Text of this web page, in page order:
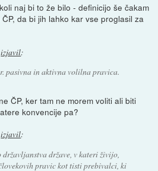
naj bi to že bilo - definicijo še čakam
da bi jih lahko kar vse proglasil za
izjavil:
pasivna in aktivna volilna pravica.
ČP, ker tam ne morem voliti ali biti
konvencije pa?
izjavil:
države, v kateri živijo,
pravic kot tisti prebivalci, ki